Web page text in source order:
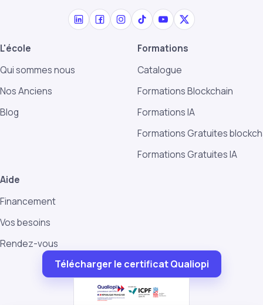
L'école
Qui sommes nous
Nos Anciens
Blog
Formations
Catalogue
Formations Blockchain
Formations IA
Formations Gratuites
Formations Gratuites IA
Aide
Financement
Vos besoins
Rendez-vous
Télécharger le certificat Qualiopi